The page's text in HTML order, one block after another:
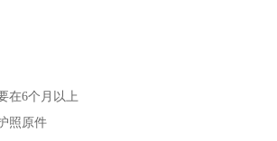
在6个月以上
照原件